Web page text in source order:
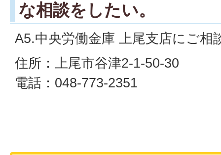
な相談をしたい。
A5.中央労働金庫 上尾支店にご相
住所：上尾市谷津2-1-50-30
電話：048-773-2351